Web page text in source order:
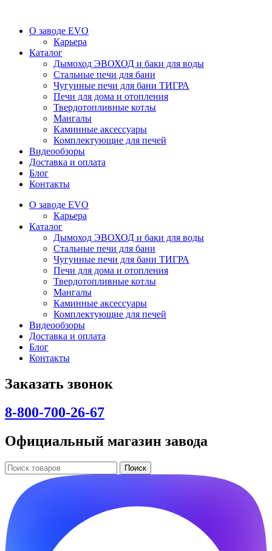
О заводе EVO
Карьера
Каталог
Дымоход ЭВОХОД и баки для воды
Стальные печи для бани
Чугунные печи для бани ТИГРА
Печи для дома и отопления
Твердотопливные котлы
Мангалы
Каминные аксессуары
Комплектующие для печей
Видеообзоры
Доставка и оплата
Блог
Контакты
О заводе EVO
Карьера
Каталог
Дымоход ЭВОХОД и баки для воды
Стальные печи для бани
Чугунные печи для бани ТИГРА
Печи для дома и отопления
Твердотопливные котлы
Мангалы
Каминные аксессуары
Комплектующие для печей
Видеообзоры
Доставка и оплата
Блог
Контакты
Заказать звонок
8-800-700-26-67
Официальный магазин завода
Поиск